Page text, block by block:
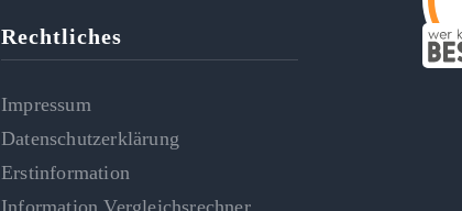
Rechtliches
Impressum
Datenschutzerklärung
Erstinformation
Information Vergleichsrechner